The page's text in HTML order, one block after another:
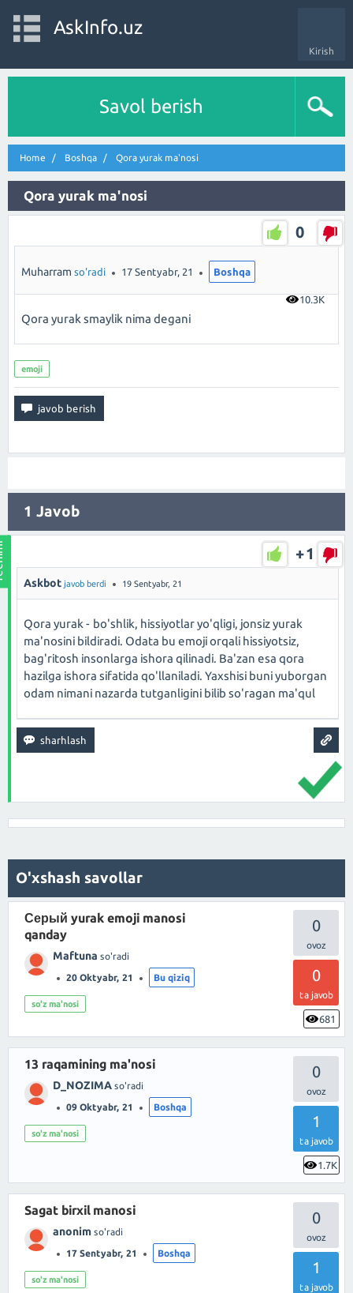
Kirish
AskInfo.uz
Savol berish
Home Boshqa Qora yurak ma'nosi
Qora yurak ma'nosi
0
10.3K
Muharram so'radi 17 Sentyabr, 21 Boshqa
Qora yurak smaylik nima degani
emoji
1 Javob
+1
Askbot javob berdi 19 Sentyabr, 21
Qora yurak - bo'shlik, hissiyotlar yo'qligi, jonsiz yurak
ma'nosini bildiradi. Odata bu emoji orqali hissiyotsiz,
bag'ritosh insonlarga ishora qilinadi. Ba'zan esa qora
hazilga ishora sifatida qo'llaniladi. Yaxshisi buni yuborgan
odam nimani nazarda tutganligini bilib so'ragan ma'qul
O'xshash savollar
0
0
ta javob
681
Серый yurak emoji manosi
qanday
Maftuna so'radi
20 Oktyabr, 21 Bu qiziq
so'z ma'nosi
0
1
ta javob
1.7K
13 raqamining ma'nosi
D_NOZIMA so'radi
09 Oktyabr, 21 Boshqa
so'z ma'nosi
0
1
ta javob
Sagat birxil manosi
anonim so'radi
17 Sentyabr, 21 Boshqa
so'z ma'nosi